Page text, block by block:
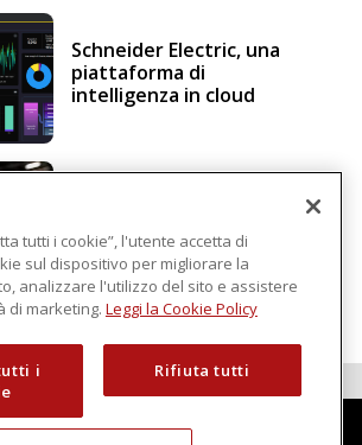
Schneider Electric, una
piattaforma di
intelligenza in cloud
Regolamento macchine
tutti i cookie”, l'utente accetta di
sul dispositivo per migliorare la
analizzare l'utilizzo del sito e assistere
di marketing. Leggi la Cookie Policy
i
Rifiuta tutti